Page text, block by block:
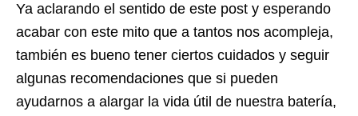
Ya aclarando el sentido de este post y esperando
acabar con este mito que a tantos nos acompleja,
también es bueno tener ciertos cuidados y seguir
algunas recomendaciones que si pueden
ayudarnos a alargar la vida útil de nuestra batería,